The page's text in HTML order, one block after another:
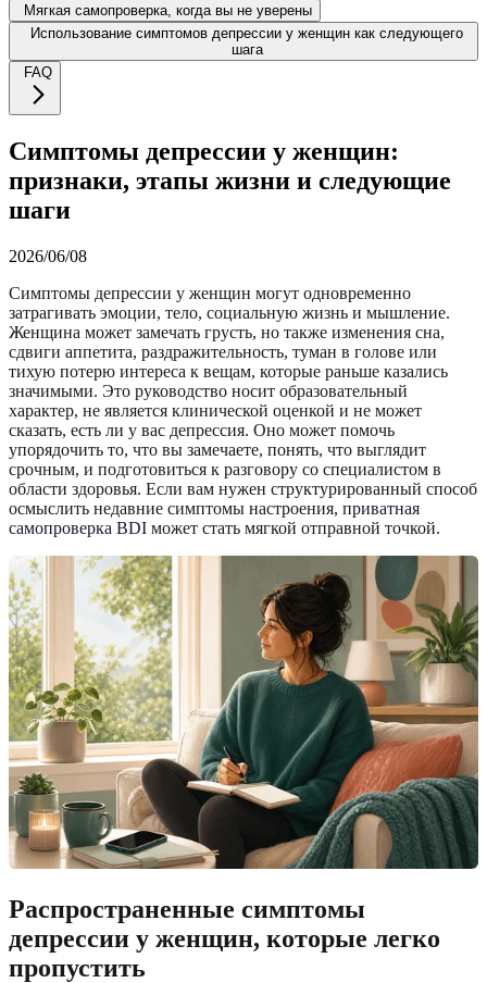
Мягкая самопроверка, когда вы не уверены
Использование симптомов депрессии у женщин как следующего
шага
FAQ
Симптомы депрессии у женщин:
признаки, этапы жизни и следующие
шаги
2026/06/08
Симптомы депрессии у женщин могут одновременно
затрагивать эмоции, тело, социальную жизнь и мышление.
Женщина может замечать грусть, но также изменения сна,
сдвиги аппетита, раздражительность, туман в голове или
тихую потерю интереса к вещам, которые раньше казались
значимыми. Это руководство носит образовательный
характер, не является клинической оценкой и не может
сказать, есть ли у вас депрессия. Оно может помочь
упорядочить то, что вы замечаете, понять, что выглядит
срочным, и подготовиться к разговору со специалистом в
области здоровья. Если вам нужен структурированный способ
осмыслить недавние симптомы настроения, приватная
самопроверка BDI может стать мягкой отправной точкой.
Распространенные симптомы
депрессии у женщин, которые легко
пропустить